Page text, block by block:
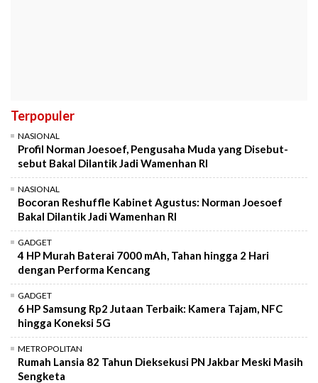
Terpopuler
NASIONAL
Profil Norman Joesoef, Pengusaha Muda yang Disebut-
sebut Bakal Dilantik Jadi Wamenhan RI
NASIONAL
Bocoran Reshuffle Kabinet Agustus: Norman Joesoef
Bakal Dilantik Jadi Wamenhan RI
GADGET
4 HP Murah Baterai 7000 mAh, Tahan hingga 2 Hari
dengan Performa Kencang
GADGET
6 HP Samsung Rp2 Jutaan Terbaik: Kamera Tajam, NFC
hingga Koneksi 5G
METROPOLITAN
Rumah Lansia 82 Tahun Dieksekusi PN Jakbar Meski Masih
Sengketa